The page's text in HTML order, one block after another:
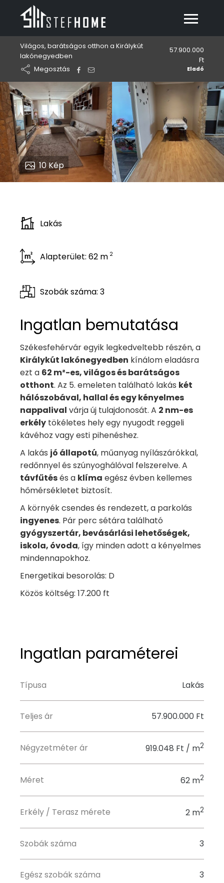
Világos, barátságos otthon a Királykút
lakónegyedben
Megosztás
57.900.000
Ft
Eladó
10Kép
Lakás
Alapterület: 62 m 2
Szobák száma: 3
Ingatlan bemutatása
Székesfehérvár egyik legkedveltebb részén, a
Királykút lakónegyedben kínálom eladásra
ezt a 62 m²-es, világos és barátságos
otthont. Az 5. emeleten található lakás két
hálószobával, hallal és egy kényelmes
nappalival várja új tulajdonosát. A 2 nm-es
erkély tökéletes hely egy nyugodt reggeli
kávéhoz vagy esti pihenéshez.
A lakás jó állapotú, műanyag nyílászárókkal,
redőnnyel és szúnyoghálóval felszerelve. A
távfűtésés a klíma egész évben kellemes
hőmérsékletet biztosít.
A környék csendes és rendezett, a parkolás
ingyenes. Pár perc sétára található
gyógyszertár, bevásárlási lehetőségek,
iskola, óvoda, így minden adott a kényelmes
mindennapokhoz.
Energetikai besorolás: D
Közös költség: 17.200 ft
Ingatlan paraméterei
Típusa Lakás
Teljes ár 57.900.000 Ft
Négyzetméter ár 919.048 Ft / m2
Méret 62 m2
Erkély / Terasz mérete 2 m2
Szobák száma 3
Egész szobák száma 3